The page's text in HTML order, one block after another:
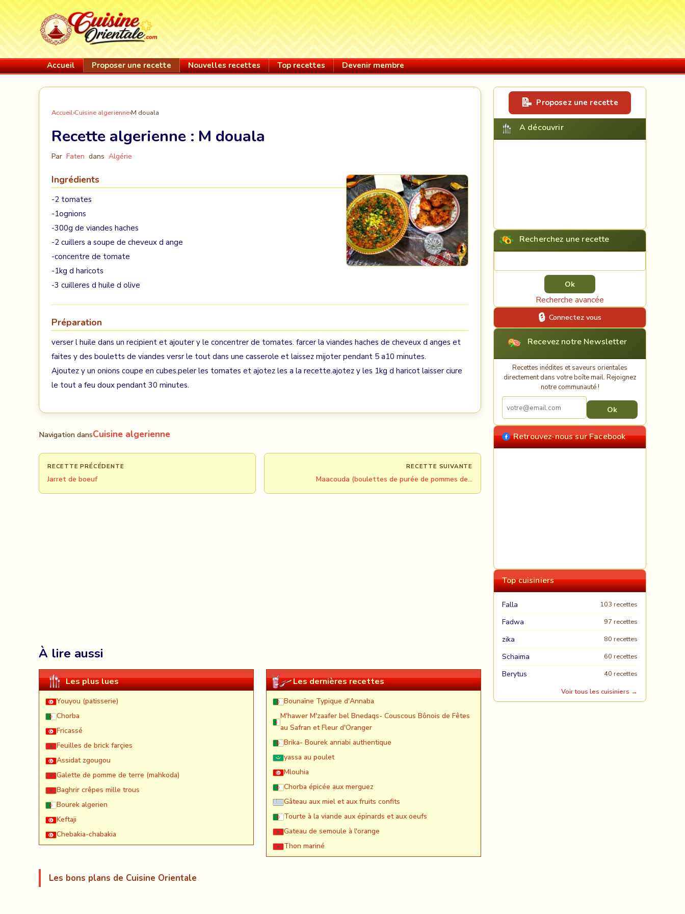
Accueil Proposer une recette Nouvelles recettes Top recettes Devenir membre
Accueil›Cuisine algerienne›M douala
Recette algerienne : M douala
Par Faten dans Algérie
Ingrédients
-2 tomates
-1ognions
-300g de viandes haches
-2 cuillers a soupe de cheveux d ange
-concentre de tomate
-1kg d haricots
-3 cuilleres d huile d olive
Préparation
verser l huile dans un recipient et ajouter y le concentrer de tomates. farcer la viandes haches de cheveux d anges et
faites y des bouletts de viandes versr le tout dans une casserole et laissez mijoter pendant 5 a10 minutes.
Ajoutez y un onions coupe en cubes.peler les tomates et ajotez les a la recette.ajotez y les 1kg d haricot laisser ciure
le tout a feu doux pendant 30 minutes.
Navigation dansCuisine algerienne
RECETTE PRÉCÉDENTE
Jarret de boeuf
RECETTE SUIVANTE
Maacouda (boulettes de purée de pommes de…
À lire aussi
Les plus lues
Youyou (patisserie)
Chorba
Fricassé
Feuilles de brick farçies
Assidat zgougou
Galette de pomme de terre (mahkoda)
Baghrir crêpes mille trous
Bourek algerien
Keftaji
Chebakia-chabakia
Les dernières recettes
Bounaïne Typique d'Annaba
M'hawer M'zaafer bel Bnedaqs- Couscous Bônois de Fêtes
au Safran et Fleur d'Oranger
Brika- Bourek annabi authentique
yassa au poulet
Mlouhia
Chorba épicée aux merguez
Gâteau aux miel et aux fruits confits
Tourte à la viande aux épinards et aux oeufs
Gateau de semoule à l'orange
Thon mariné
Les bons plans de Cuisine Orientale
Proposez une recette
A découvrir
Recherchez une recette
Recherche avancée
Connectez vous
Recevez notre Newsletter
Recettes inédites et saveurs orientales
directement dans votre boîte mail. Rejoignez
notre communauté !
Retrouvez-nous sur Facebook
Top cuisiniers
Falla 103 recettes
Fadwa 97 recettes
zika 80 recettes
Schaima 60 recettes
Berytus
40 recettes
Voir tous les cuisiniers →